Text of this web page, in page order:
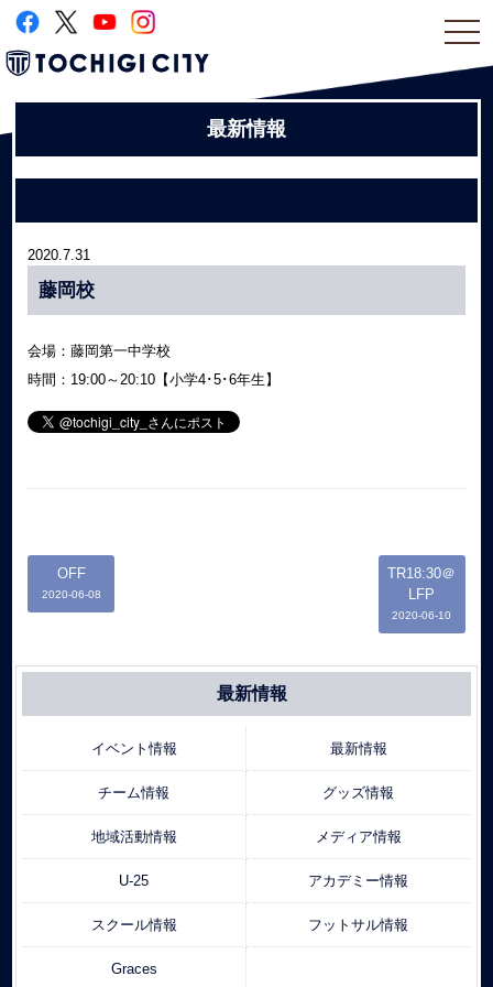
最新情報
2020.7.31
藤岡校
会場：藤岡第一中学校
時間：19:00～20:10【小学4･5･6年生】
OFF
2020-06-08
TR18:30＠
LFP
2020-06-10
最新情報
イベント情報 最新情報
チーム情報 グッズ情報
地域活動情報 メディア情報
U-25 アカデミー情報
スクール情報 フットサル情報
Graces